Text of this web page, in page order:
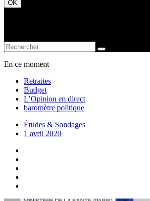
En ce moment
Retraites
Budget
L’Opinion en direct
baromètre politique
Études & Sondages
1 avril 2020